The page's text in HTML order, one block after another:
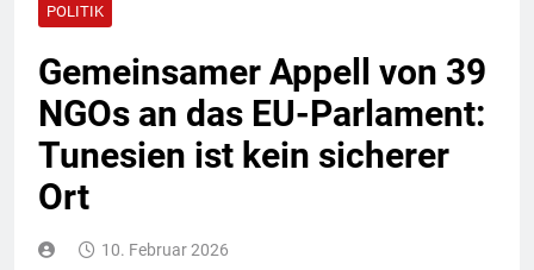
POLITIK
Gemeinsamer Appell von 39
NGOs an das EU-Parlament:
Tunesien ist kein sicherer
Ort
10. Februar 2026